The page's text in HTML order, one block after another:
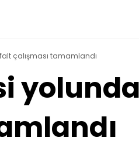
çalışması tamamlandı